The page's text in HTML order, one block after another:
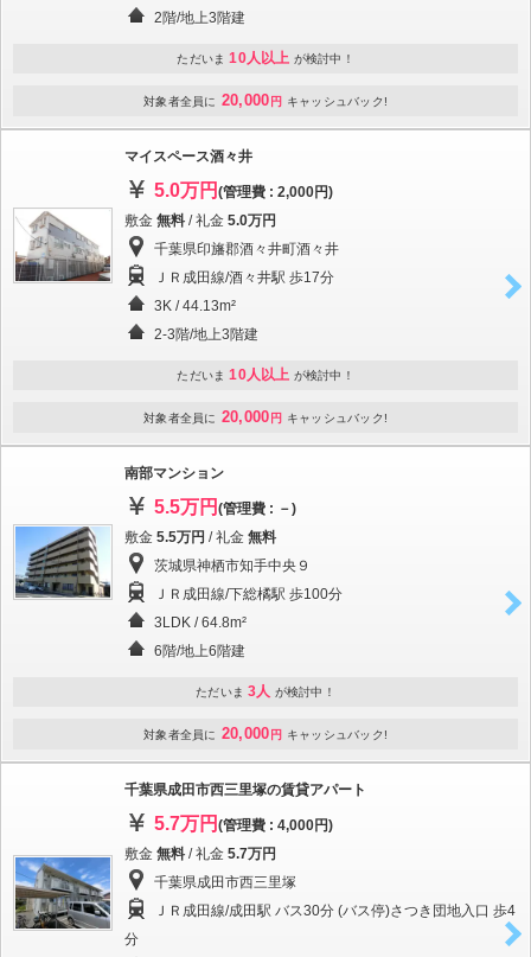
2階/地上3階建
ただいま 10人以上 が検討中！
対象者全員に 20,000 円 キャッシュバック!
マイスペース酒々井
5.0万円 (管理費 : 2,000円)
敷金 無料 / 礼金 5.0万円
千葉県印旛郡酒々井町酒々井
ＪＲ成田線/酒々井駅 歩17分
3K / 44.13m²
2-3階/地上3階建
ただいま 10人以上 が検討中！
対象者全員に 20,000 円 キャッシュバック!
南部マンション
5.5万円 (管理費 : －)
敷金 5.5万円 / 礼金 無料
茨城県神栖市知手中央９
ＪＲ成田線/下総橘駅 歩100分
3LDK / 64.8m²
6階/地上6階建
ただいま 3人 が検討中！
対象者全員に 20,000 円 キャッシュバック!
千葉県成田市西三里塚の賃貸アパート
5.7万円 (管理費 : 4,000円)
敷金 無料 / 礼金 5.7万円
千葉県成田市西三里塚
ＪＲ成田線/成田駅 バス30分 (バス停)さつき団地入口 歩4
分